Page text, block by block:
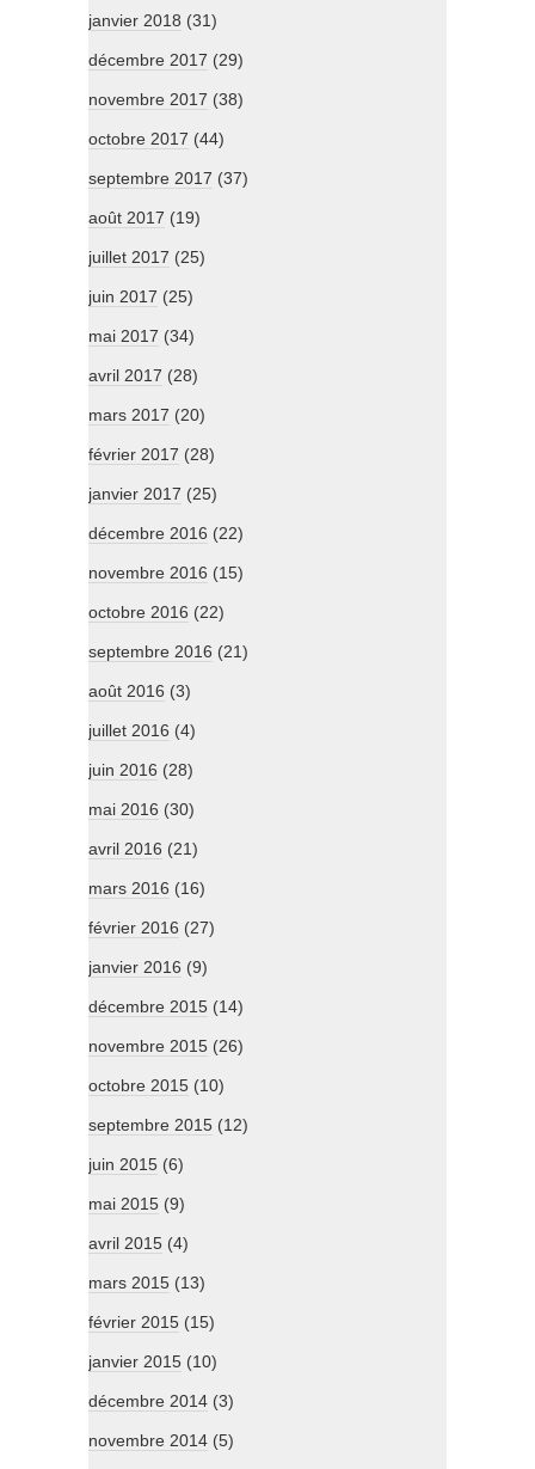
janvier 2018 (31)
décembre 2017 (29)
novembre 2017 (38)
octobre 2017 (44)
septembre 2017 (37)
août 2017 (19)
juillet 2017 (25)
juin 2017 (25)
mai 2017 (34)
avril 2017 (28)
mars 2017 (20)
février 2017 (28)
janvier 2017 (25)
décembre 2016 (22)
novembre 2016 (15)
octobre 2016 (22)
septembre 2016 (21)
août 2016 (3)
juillet 2016 (4)
juin 2016 (28)
mai 2016 (30)
avril 2016 (21)
mars 2016 (16)
février 2016 (27)
janvier 2016 (9)
décembre 2015 (14)
novembre 2015 (26)
octobre 2015 (10)
septembre 2015 (12)
juin 2015 (6)
mai 2015 (9)
avril 2015 (4)
mars 2015 (13)
février 2015 (15)
janvier 2015 (10)
décembre 2014 (3)
novembre 2014 (5)